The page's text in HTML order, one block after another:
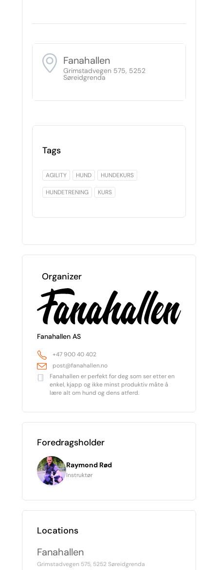
Fanahallen
Grimstadvegen 575, 5252
Søreidgrenda
Tags
AGILITY HUND HUNDEKURS
HUNDETRENING KURS
Organizer
Fanahallen AS
+47 900 40 402
post@fanahallen.no
Fanahallen er perfekt for deg som ser etter en
enkel, kjapp og ikke minst produktiv måte å
lære alt om hund og dens atferd.
Foredragsholder
Raymond Rød
Instruktør
Locations
Fanahallen
Grimstadvegen 575, 5252 Søreidgrenda